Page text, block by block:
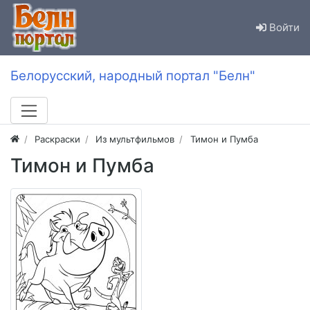
Войти
Белорусский, народный портал "Белн"
Раскраски Из мультфильмов Тимон и Пумба
Тимон и Пумба